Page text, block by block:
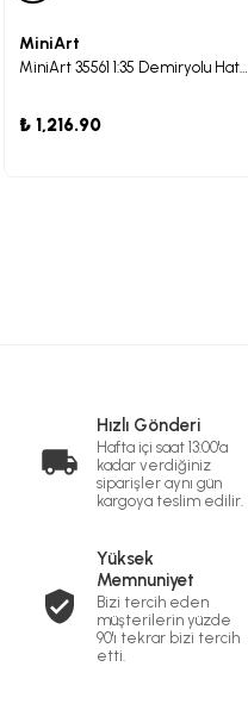
MiniArt
MiniArt 35561 1:35 Demiryolu Hattı (Avrupa Ölçüsü)
₺ 1,216.90
Hızlı Gönderi
Hafta içi saat 13:00'a
kadar verdiğiniz
siparişler aynı gün
kargoya teslim edilir.
Yüksek
Memnuniyet
Bizi tercih eden
müşterilerin yüzde
90'ı tekrar bizi tercih
etti.